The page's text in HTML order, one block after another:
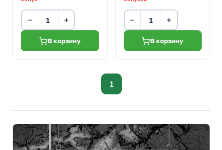
− +
В корзину
− +
В корзину
1